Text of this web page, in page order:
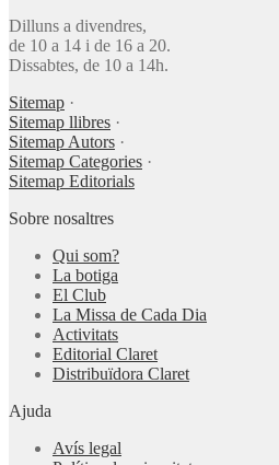
Dilluns a divendres,
de 10 a 14 i de 16 a 20.
Dissabtes, de 10 a 14h.
Sitemap ·
Sitemap llibres ·
Sitemap Autors ·
Sitemap Categories ·
Sitemap Editorials
Sobre nosaltres
Qui som?
La botiga
El Club
La Missa de Cada Dia
Activitats
Editorial Claret
Distribuïdora Claret
Ajuda
Avís legal